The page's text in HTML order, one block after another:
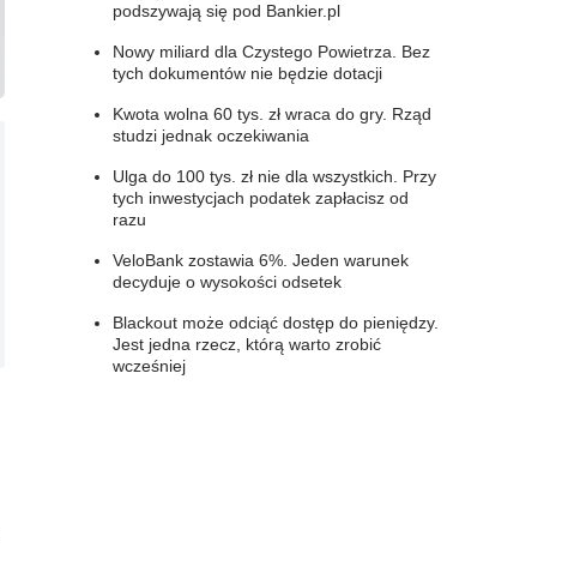
podszywają się pod Bankier.pl
Nowy miliard dla Czystego Powietrza. Bez
tych dokumentów nie będzie dotacji
Kwota wolna 60 tys. zł wraca do gry. Rząd
studzi jednak oczekiwania
Ulga do 100 tys. zł nie dla wszystkich. Przy
tych inwestycjach podatek zapłacisz od
razu
VeloBank zostawia 6%. Jeden warunek
decyduje o wysokości odsetek
Blackout może odciąć dostęp do pieniędzy.
Jest jedna rzecz, którą warto zrobić
wcześniej